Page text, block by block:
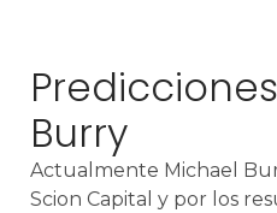
Burry
Actualmente Michael
Scion Capital y por los